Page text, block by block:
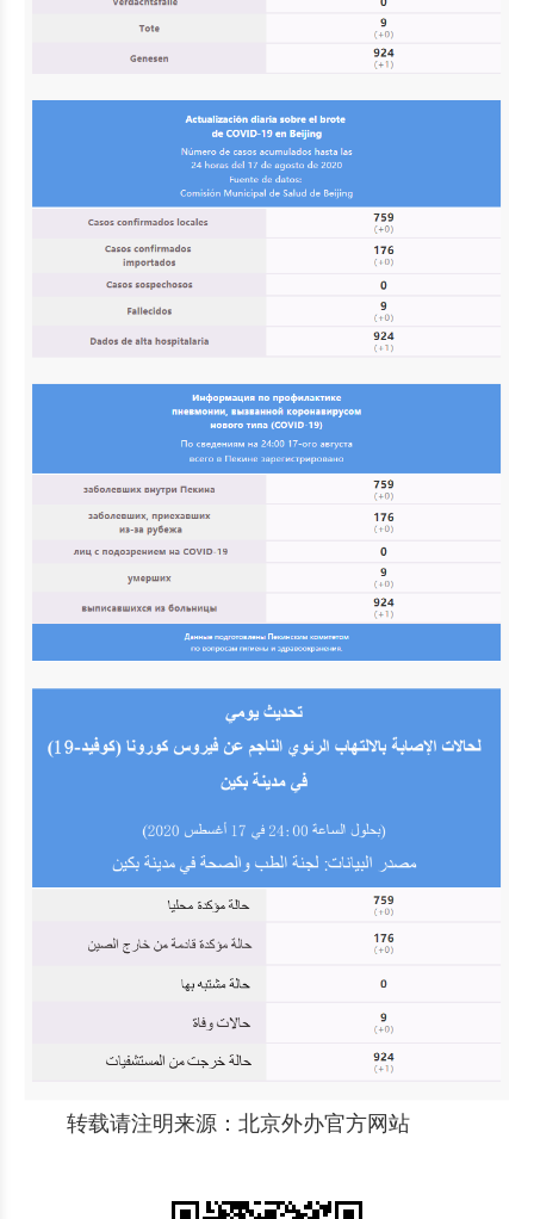
转载请注明来源：北京外办官方网站